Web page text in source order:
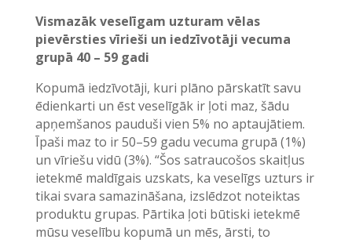
Vismazāk veselīgam uzturam vēlas
pievērsties vīrieši un iedzīvotāji vecuma
grupā 40 – 59 gadi
Kopumā iedzīvotāji, kuri plāno pārskatīt savu
ēdienkarti un ēst veselīgāk ir ļoti maz, šādu
apņemšanos pauduši vien 5% no aptaujātiem.
Īpaši maz to ir 50–59 gadu vecuma grupā (1%)
un vīriešu vidū (3%). “Šos satraucošos skaitļus
ietekmē maldīgais uzskats, ka veselīgs uzturs ir
tikai svara samazināšana, izslēdzot noteiktas
produktu grupas. Pārtika ļoti būtiski ietekmē
mūsu veselību kopumā un mēs, ārsti, to